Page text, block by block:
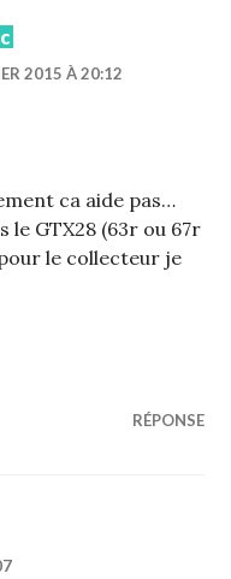
2015 À 20:12
ca aide pas…
le GTX28 (63r ou 67r
le collecteur je
RÉPONSE